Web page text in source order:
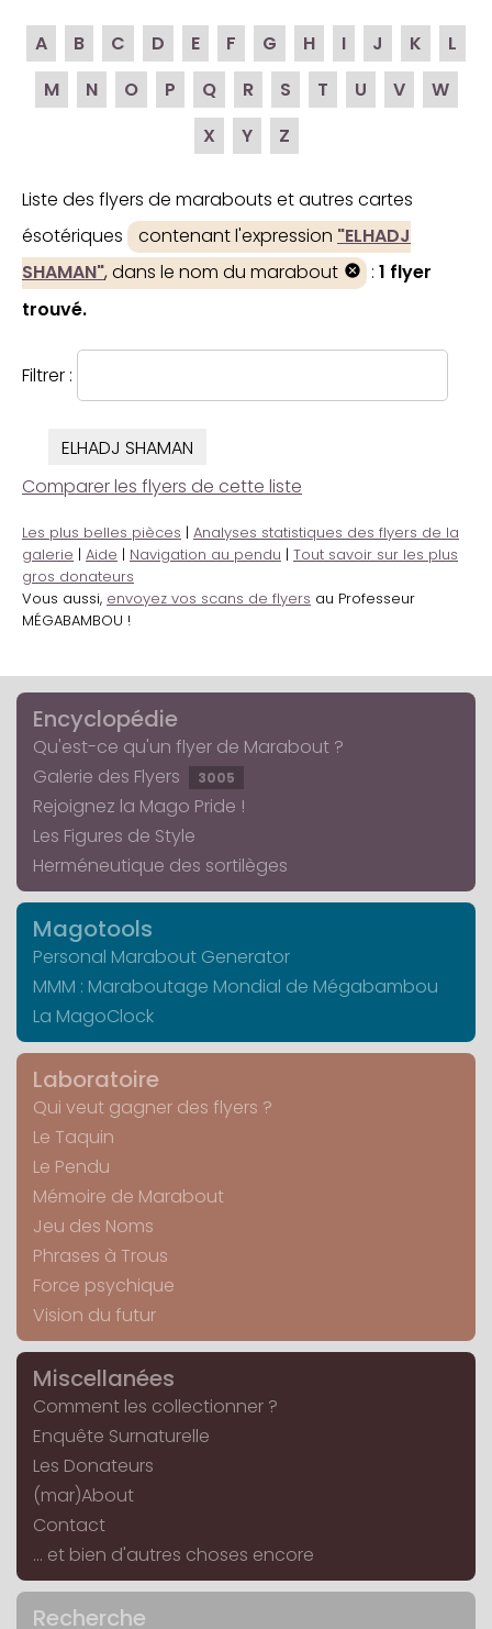
A B C D E F G H I J K
L
M
N O P Q R S T U V
W
X
Y Z
Liste des flyers de marabouts et autres cartes
ésotériques
contenant l'expression "ELHADJ
SHAMAN", dans le nom du marabout : 1 flyer
trouvé.
Filtrer :
ELHADJ SHAMAN
Comparer les flyers de cette liste
Les plus belles pièces | Analyses statistiques des flyers de la
galerie | Aide | Navigation au pendu | Tout savoir sur les plus
gros donateurs
Vous aussi, envoyez vos scans de flyers au Professeur
MÉGABAMBOU !
Encyclopédie
Qu'est-ce qu'un flyer de Marabout ?
Galerie des Flyers
3005
Rejoignez la Mago Pride !
Les Figures de Style
Herméneutique des sortilèges
Magotools
Personal Marabout Generator
MMM : Maraboutage Mondial de Mégabambou
La MagoClock
Laboratoire
Qui veut gagner des flyers ?
Le Taquin
Le Pendu
Mémoire de Marabout
Jeu des Noms
Phrases à Trous
Force psychique
Vision du futur
Miscellanées
Comment les collectionner ?
Enquête Surnaturelle
Les Donateurs
(mar)About
Contact
... et bien d'autres choses encore
Recherche